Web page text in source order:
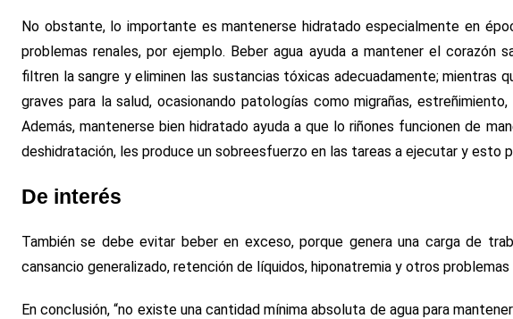
No obstante, lo importante es mantenerse hidratado especialmente en
problemas renales, por ejemplo. Beber agua ayuda a mantener el corazón
filtren la sangre y eliminen las sustancias tóxicas adecuadamente; mientras
graves para la salud, ocasionando patologías como migrañas,
Además, mantenerse bien hidratado ayuda a que lo riñones funcionen de
deshidratación, les produce un sobreesfuerzo en las tareas a ejecutar y esto
De interés
También se debe evitar beber en exceso, porque genera una carga de
cansancio generalizado, retención de líquidos, hiponatremia y otros problemas
En conclusión, “no existe una cantidad mínima absoluta de agua para